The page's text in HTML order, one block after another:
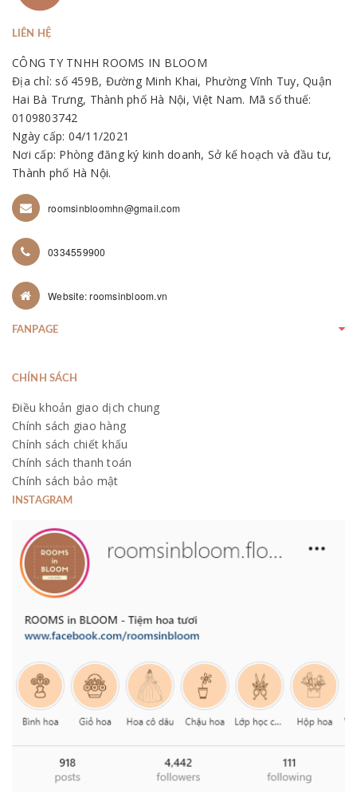
LIÊN HỆ
CÔNG TY TNHH ROOMS IN BLOOM
Địa chỉ: số 459B, Đường Minh Khai, Phường Vĩnh Tuy, Quận
Hai Bà Trưng, Thành phố Hà Nội, Việt Nam. Mã số thuế:
0109803742
Ngày cấp: 04/11/2021
Nơi cấp: Phòng đăng ký kinh doanh, Sở kế hoạch và đầu tư,
Thành phố Hà Nội.
roomsinbloomhn@gmail.com
0334559900
Website: roomsinbloom.vn
FANPAGE
CHÍNH SÁCH
Điều khoản giao dịch chung
Chính sách giao hàng
Chính sách chiết khấu
Chính sách thanh toán
Chính sách bảo mật
INSTAGRAM